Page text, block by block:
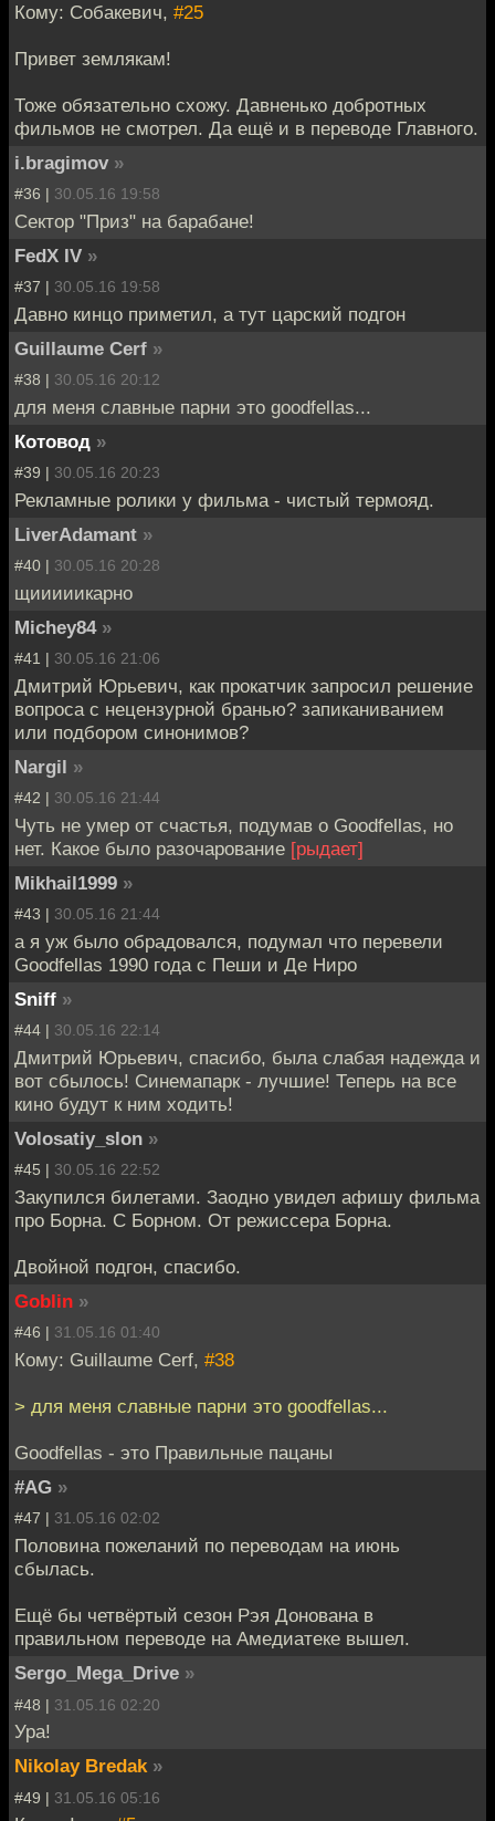
Кому: Собакевич, #25
Привет землякам!
Тоже обязательно схожу. Давненько добротных
фильмов не смотрел. Да ещё и в переводе Главного.
i.bragimov »
#36 | 30.05.16 19:58
Сектор "Приз" на барабане!
FedX IV »
#37 | 30.05.16 19:58
Давно кинцо приметил, а тут царский подгон
Guillaume Cerf »
#38 | 30.05.16 20:12
для меня славные парни это goodfellas...
Котовод »
#39 | 30.05.16 20:23
Рекламные ролики у фильма - чистый термояд.
LiverAdamant »
#40 | 30.05.16 20:28
щииииикарно
Michey84 »
#41 | 30.05.16 21:06
Дмитрий Юрьевич, как прокатчик запросил решение
вопроса с нецензурной бранью? запиканиванием
или подбором синонимов?
Nargil »
#42 | 30.05.16 21:44
Чуть не умер от счастья, подумав о Goodfellas, но
нет. Какое было разочарование [рыдает]
Mikhail1999 »
#43 | 30.05.16 21:44
а я уж было обрадовался, подумал что перевели
Goodfellas 1990 года с Пеши и Де Ниро
Sniff »
#44 | 30.05.16 22:14
Дмитрий Юрьевич, спасибо, была слабая надежда и
вот сбылось! Синемапарк - лучшие! Теперь на все
кино будут к ним ходить!
Volosatiy_slon »
#45 | 30.05.16 22:52
Закупился билетами. Заодно увидел афишу фильма
про Борна. С Борном. От режиссера Борна.
Двойной подгон, спасибо.
Goblin »
#46 | 31.05.16 01:40
Кому: Guillaume Cerf, #38
> для меня славные парни это goodfellas...
Goodfellas - это Правильные пацаны
#AG »
#47 | 31.05.16 02:02
Половина пожеланий по переводам на июнь
сбылась.
Ещё бы четвёртый сезон Рэя Донована в
правильном переводе на Амедиатеке вышел.
Sergo_Mega_Drive »
#48 | 31.05.16 02:20
Ура!
Nikolay Bredak »
#49 | 31.05.16 05:16